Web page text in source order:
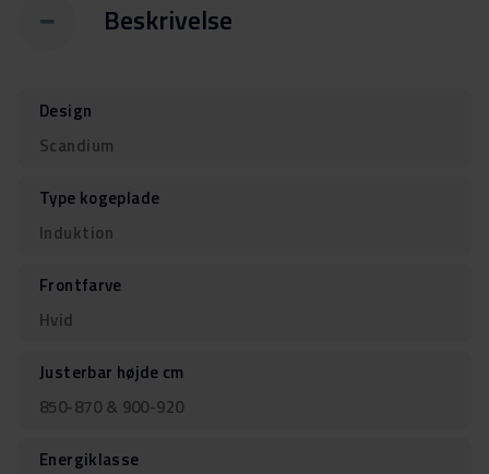
Beskrivelse
Design
Scandium
Type kogeplade
Induktion
Frontfarve
Hvid
Justerbar højde cm
850-870 & 900-920
Energiklasse